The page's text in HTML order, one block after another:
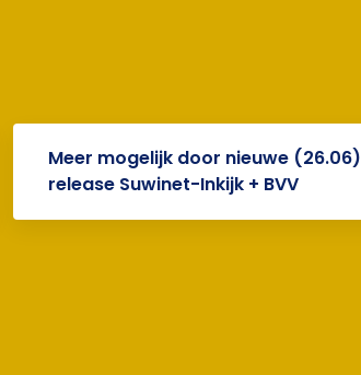
Meer mogelijk door nieuwe (26.06)
release Suwinet-Inkijk + BVV